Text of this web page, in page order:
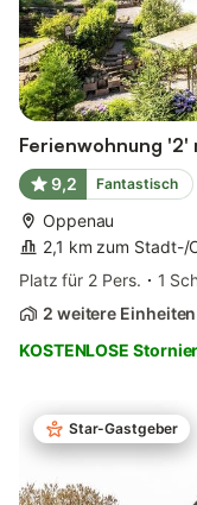
Ferienwohnung '2'
9,2 Fantastisch
Oppenau
2,1 km zum Stadt-/
Platz für 2 Pers.
1
2 weitere
KOSTENLOSE
Star-Gastgeber